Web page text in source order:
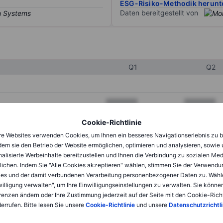
Cookie-Richtlinie
Websites verwenden Cookies, um Ihnen ein besseres Navigationserlebnis zu
sie den Betrieb der Website ermöglichen, optimieren und analysieren, sowie
Werbeinhalte bereitzustellen und Ihnen die Verbindung zu sozialen
Indem Sie "Alle Cookies akzeptieren" wählen, stimmen Sie der
und der damit verbundenen Verarbeitung personenbezogener Daten zu.
verwalten", um Ihre Einwilligungseinstellungen zu verwalten. Sie
ändern oder Ihre Zustimmung jederzeit auf der Seite mit den Cookie-
Bitte lesen Sie unsere Cookie-Richtlinieund unsere
ESG-Risiko-Methodik
Daten bereitgestellt von
Q1 Q2
XXXXXXX XXXXXXX
XXXXXXX
XXXXXXX XXXXXXX
XXXXXXX XXXXXXX
XXXXXXX XXXXXXX